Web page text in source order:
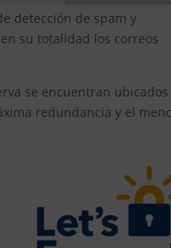
detección de spam y
su totalidad los correos
se encuentran
redundancia y el